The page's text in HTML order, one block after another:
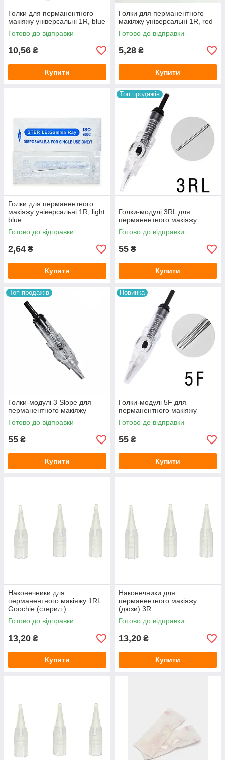
Голки для перманентного
макіяжу універсальні 1R, blue
Готово до відправки
10,56 ₴
Купити
Голки для перманентного
макіяжу універсальні 1R, red
Готово до відправки
5,28 ₴
Купити
Голки для перманентного
макіяжу універсальні 1R, light
blue
Готово до відправки
2,64 ₴
Купити
Топ продажів
Голки-модулі 3RL для
перманентного макіяжу
Готово до відправки
55 ₴
Купити
Топ продажів
Голки-модулі 3 Slope для
перманентного макіяжу
Готово до відправки
55 ₴
Купити
Новинка
Голки-модулі 5F для
перманентного макіяжу
Готово до відправки
55 ₴
Купити
Наконечники для
перманентного макіяжу 1RL
Goochie (стерил.)
Готово до відправки
13,20 ₴
Купити
Наконечники для
перманентного макіяжу
(дюзи) 3R
Готово до відправки
13,20 ₴
Купити